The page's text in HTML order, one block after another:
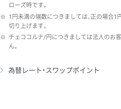
ローズ時です。
※ 1円未満の端数につきましては、正の場合1
切り上げます。
※ チェココルナ/円につきましては法人のお
ん。
為替レート・スワップポイント